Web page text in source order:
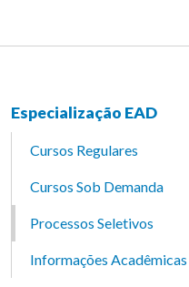
Especialização EAD
Cursos Regulares
Cursos Sob Demanda
Processos Seletivos
Informações Acadêmicas